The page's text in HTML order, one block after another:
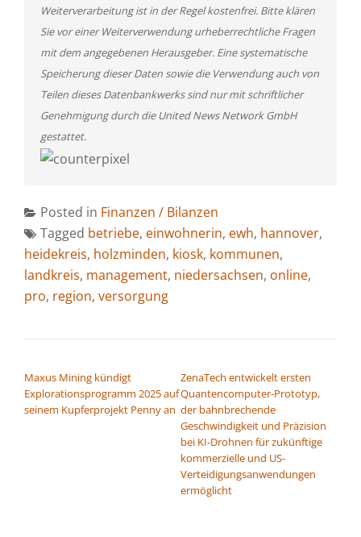
Weiterverarbeitung ist in der Regel kostenfrei. Bitte klären
Sie vor einer Weiterverwendung urheberrechtliche Fragen
mit dem angegebenen Herausgeber. Eine systematische
Speicherung dieser Daten sowie die Verwendung auch von
Teilen dieses Datenbankwerks sind nur mit schriftlicher
Genehmigung durch die United News Network GmbH
gestattet.
Posted in Finanzen / Bilanzen
Tagged betriebe, einwohnerin, ewh, hannover,
heidekreis, holzminden, kiosk, kommunen,
landkreis, management, niedersachsen, online,
pro, region, versorgung
Maxus Mining kündigt
Explorationsprogramm 2025 auf
seinem Kupferprojekt Penny an
ZenaTech entwickelt ersten
Quantencomputer-Prototyp,
der bahnbrechende
Geschwindigkeit und Präzision
bei KI-Drohnen für zukünftige
kommerzielle und US-
Verteidigungsanwendungen
ermöglicht